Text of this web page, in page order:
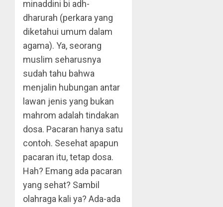
minaddini bi adh-
dharurah (perkara yang
diketahui umum dalam
agama). Ya, seorang
muslim seharusnya
sudah tahu bahwa
menjalin hubungan antar
lawan jenis yang bukan
mahrom adalah tindakan
dosa. Pacaran hanya satu
contoh. Sesehat apapun
pacaran itu, tetap dosa.
Hah? Emang ada pacaran
yang sehat? Sambil
olahraga kali ya? Ada-ada